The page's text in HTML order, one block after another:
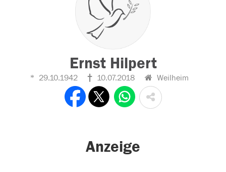
Ernst Hilpert
29.10.1942 10.07.2018 Weilheim
Anzeige